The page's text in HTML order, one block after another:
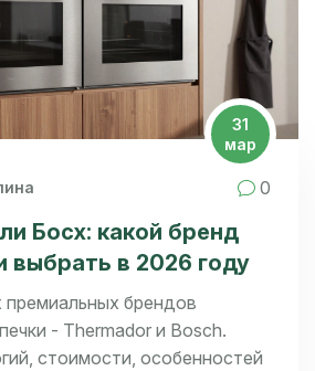
31
мар
0
Босх: какой бренд
выбрать в 2026 году
премиальных брендов
- Thermador и Bosch.
стоимости, особенностей